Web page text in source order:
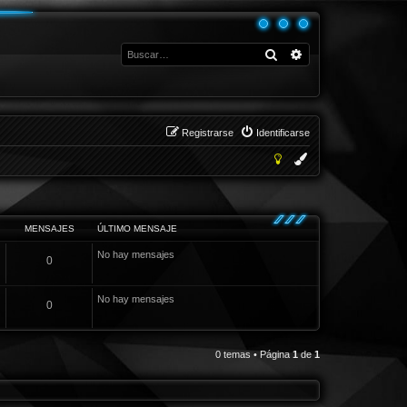
Buscar
Identificarse
Registrarse
MENSAJES ÚLTIMO MENSAJE
0 No hay mensajes
0 No hay mensajes
0 temas • Página1de1